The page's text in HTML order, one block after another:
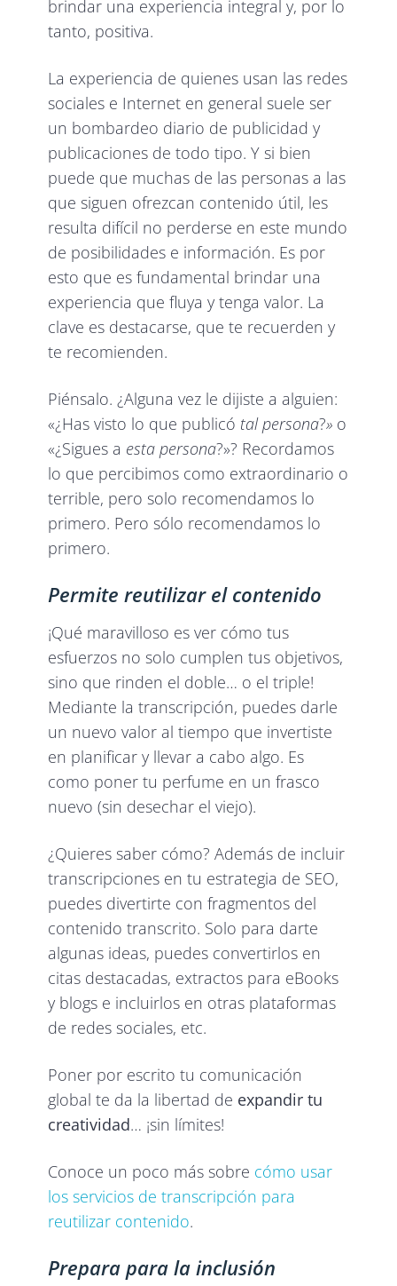
brindar una experiencia integral y, por lo
tanto, positiva.
La experiencia de quienes usan las redes
sociales e Internet en general suele ser
un bombardeo diario de publicidad y
publicaciones de todo tipo. Y si bien
puede que muchas de las personas a las
que siguen ofrezcan contenido útil, les
resulta difícil no perderse en este mundo
de posibilidades e información. Es por
esto que es fundamental brindar una
experiencia que fluya y tenga valor. La
clave es destacarse, que te recuerden y
te recomienden.
Piénsalo. ¿Alguna vez le dijiste a alguien:
«¿Has visto lo que publicó tal persona?» o
«¿Sigues a esta persona?»? Recordamos
lo que percibimos como extraordinario o
terrible, pero solo recomendamos lo
primero. Pero sólo recomendamos lo
primero.
Permite reutilizar el contenido
¡Qué maravilloso es ver cómo tus
esfuerzos no solo cumplen tus objetivos,
sino que rinden el doble… o el triple!
Mediante la transcripción, puedes darle
un nuevo valor al tiempo que invertiste
en planificar y llevar a cabo algo. Es
como poner tu perfume en un frasco
nuevo (sin desechar el viejo).
¿Quieres saber cómo? Además de incluir
transcripciones en tu estrategia de SEO,
puedes divertirte con fragmentos del
contenido transcrito. Solo para darte
algunas ideas, puedes convertirlos en
citas destacadas, extractos para eBooks
y blogs e incluirlos en otras plataformas
de redes sociales, etc.
Poner por escrito tu comunicación
global te da la libertad de expandir tu
creatividad… ¡sin límites!
Conoce un poco más sobre cómo usar
los servicios de transcripción para
reutilizar contenido.
Prepara para la inclusión